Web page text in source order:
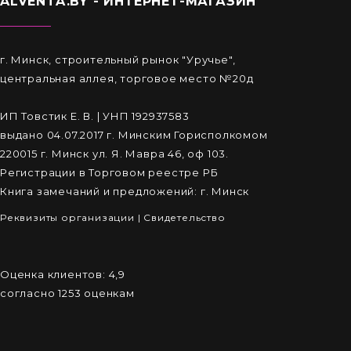
г. Минск, строительный рынок "Уручье",
центральная аллея, торговое место №20д
ИП Товстик Е. В. | УНП 192937583
выдано 04.07.2017 г. Минским Горисполкомом
220015 г. Минск ул. Я. Мавра 46, оф 103.
Регистрации в Торговом реестре РБ
Книга замечаний и предложений: г. Минск
Реквизиты организации | Cвидетельство
Оценка клиентов: 4,9
согласно1253 оценкам